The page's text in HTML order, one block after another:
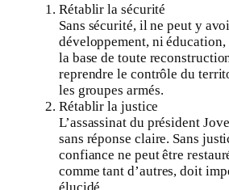
Rétablir la sécurité
Sans sécurité, il ne peut y
développement, ni éducation,
la base de toute
reprendre le contrôle du
les groupes armés.
Rétablir la justice
L’assassinat du président
sans réponse claire. Sans
confiance ne peut être
comme tant d’autres, doit